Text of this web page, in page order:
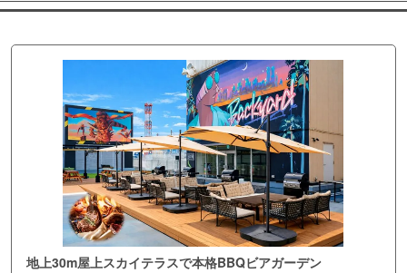
地上30m屋上スカイテラスで本格BBQビアガーデン